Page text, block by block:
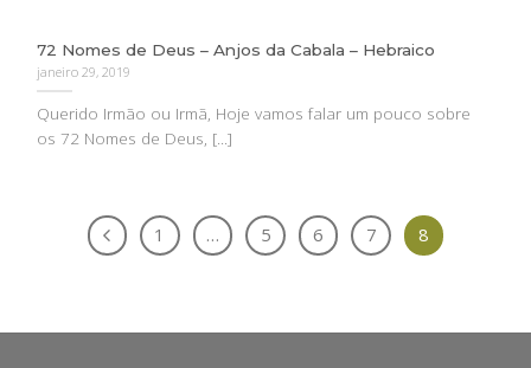
72 Nomes de Deus – Anjos da Cabala – Hebraico
janeiro 29, 2019
Querido Irmão ou Irmã, Hoje vamos falar um pouco sobre
os 72 Nomes de Deus, [...]
1 … 5 6 7 8